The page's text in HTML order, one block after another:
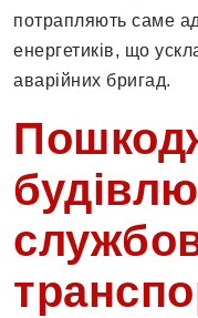
потрапляють саме
енергетиків, що
аварійних бригад.